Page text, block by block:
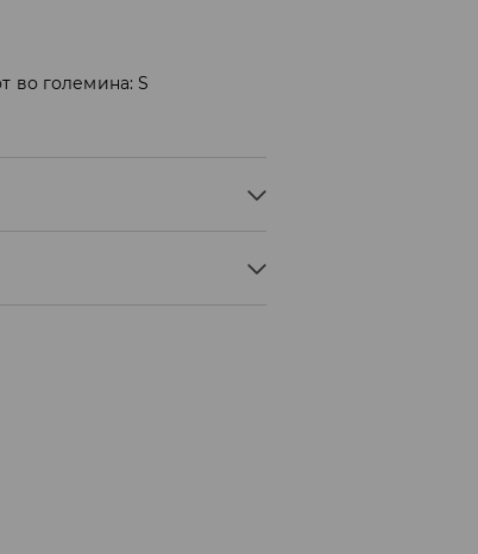
во големина: S